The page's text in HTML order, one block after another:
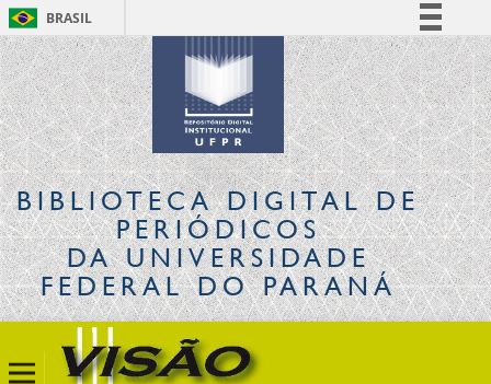
BRASIL
Simplifique!
Comunica BR
Participe
Acesso à informação
Legislação
Canais
BIBLIOTECA DIGITALDE
PERIÓDICOS
DA UNIVERSIDADE
FEDERAL DO PARANÁ